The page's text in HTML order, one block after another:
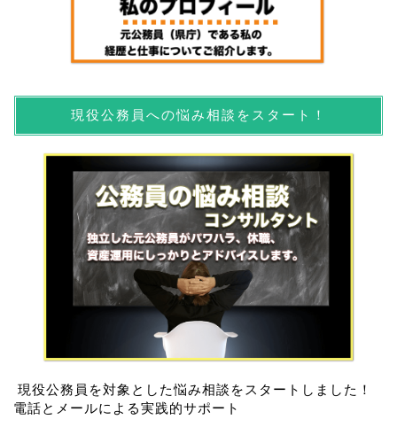
現役公務員への悩み相談をスタート！
現役公務員を対象とした悩み相談をスタートしました！
電話とメールによる実践的サポート